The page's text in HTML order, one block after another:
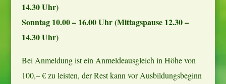
14.30 Uhr)
Sonntag 10.00 – 16.00 Uhr (Mittagspause 12.30 –
14.30 Uhr)
Bei Anmeldung ist ein Anmeldeausgleich in Höhe von
100,– € zu leisten, der Rest kann vor Ausbildungsbeginn